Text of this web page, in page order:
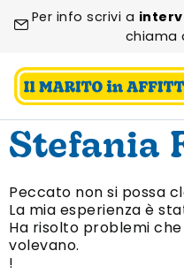
Per info scrivi a
chiama
Stefania
Peccato non si possa
La mia esperienza è
Ha risolto problemi
volevano.
!